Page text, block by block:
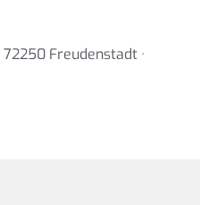
Freudenstadt ·